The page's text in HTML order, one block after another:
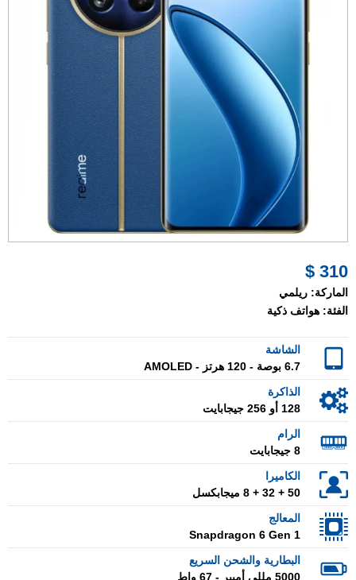
310 $
الماركة: ريلمي
الفئة: هواتف ذكية
الشاشة
6.7 بوصة - 120 هرتز - AMOLED
الذاكرة
128 أو 256 جيجابايت
الرام
8 جيجابايت
الكاميرا
50 + 32 + 8 ميجابكسل
المعالج
Snapdragon 6 Gen 1
البطارية والشحن السريع
5000 مللي أمبير - 67 واط